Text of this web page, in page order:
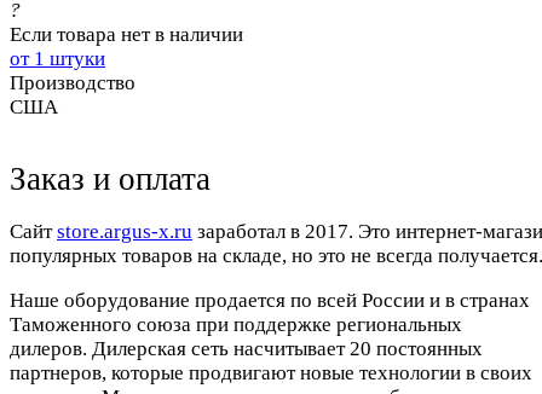
?
Если товара нет в наличии
от 1 штуки
Производство
США
Заказ и оплата
Cайтstore.argus-x.ru заработал в 2017. Это интернет-
популярных товаров на складе, но это не всегда
Наше оборудование продается по всей России и в странах
Таможенного союза при поддержке региональных
дилеров. Дилерская сеть насчитывает 20 постоянных
партнеров, которые продвигают новые технологии в своих